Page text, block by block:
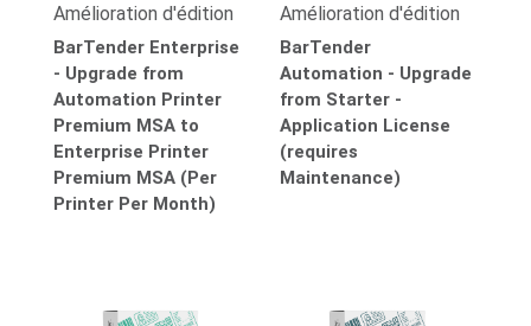
Amélioration d'édition
BarTender Enterprise
- Upgrade from
Automation Printer
Premium MSA to
Enterprise Printer
Premium MSA (Per
Printer Per Month)
Amélioration d'édition
BarTender
Automation - Upgrade
from Starter -
Application License
(requires
Maintenance)